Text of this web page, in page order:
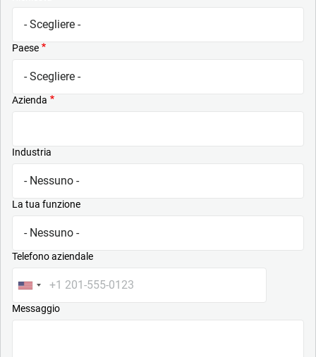
Paese
Azienda
Industria
La tua funzione
Telefono aziendale
Messaggio